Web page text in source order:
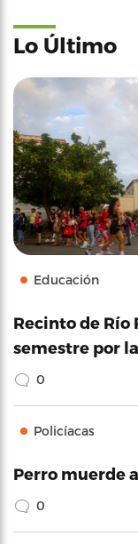
Lo Último
Educación
Recinto de Río
semestre por
0
Policíacas
Perro muerde
0